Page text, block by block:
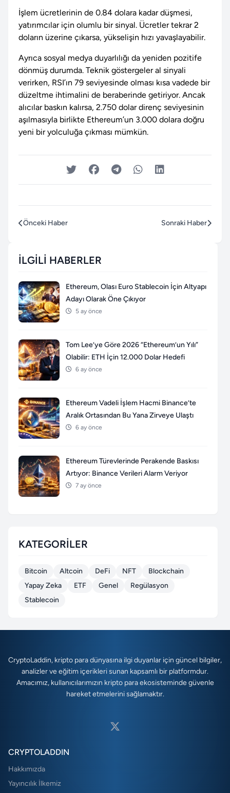
İşlem ücretlerinin de 0.84 dolara kadar düşmesi,
yatırımcılar için olumlu bir sinyal. Ücretler tekrar 2
doların üzerine çıkarsa, yükselişin hızı yavaşlayabilir.
Ayrıca sosyal medya duyarlılığı da yeniden pozitife
dönmüş durumda. Teknik göstergeler al sinyali
verirken, RSI’ın 79 seviyesinde olması kısa vadede bir
düzeltme ihtimalini de beraberinde getiriyor. Ancak
alıcılar baskın kalırsa, 2.750 dolar direnç seviyesinin
aşılmasıyla birlikte Ethereum’un 3.000 dolara doğru
yeni bir yolculuğa çıkması mümkün.
Önceki Haber Sonraki Haber
İLGILI HABERLER
Ethereum, Olası Euro Stablecoin İçin Altyapı
Adayı Olarak Öne Çıkıyor
5 ay önce
Tom Lee’ye Göre 2026 “Ethereum’un Yılı”
Olabilir: ETH İçin 12.000 Dolar Hedefi
6 ay önce
Ethereum Vadeli İşlem Hacmi Binance’te
Aralık Ortasından Bu Yana Zirveye Ulaştı
6 ay önce
Ethereum Türevlerinde Perakende Baskısı
Artıyor: Binance Verileri Alarm Veriyor
7 ay önce
KATEGORILER
Bitcoin Altcoin DeFi NFT
Blockchain
Yapay Zeka
ETF Genel
Regülasyon
Stablecoin
CryptoLaddin, kripto para dünyasına ilgi duyanlar için güncel bilgiler,
analizler ve eğitim içerikleri sunan kapsamlı bir platformdur.
Amacımız, kullanıcılarımızın kripto para ekosisteminde güvenle
hareket etmelerini sağlamaktır.
CRYPTOLADDIN
Hakkımızda
Yayıncılık İlkemiz